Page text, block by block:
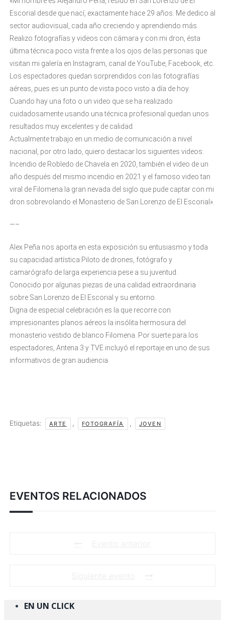
Escorial desde que nací, exactamente hace 29 años. Me dedico al
sector audiovisual, cada año creciendo y aprendiendo más.
Realizo fotografías y videos con cámara y con mi dron, ésta
última técnica poco vista frente a los ojos de las personas que
visitan mi galería en Instagram, canal de YouTube, Facebook, etc.
Los espectadores quedan sorprendidos con las fotografías
aéreas, pues es un punto de vista poco visto a día de hoy.
Cuando hay una foto o un video que se ha realizado
cuidadosamente usando una técnica profesional quedan unos
resultados muy excelentes y de calidad.
Actualmente trabajo en un medio de comunicación a nivel
nacional, por otro lado, quiero destacar los siguientes videos:
Incendio de Robledo de Chavela en 2020, también el video de un
año después del mismo incendio en 2021 y el famoso video tan
viral de Filomena la gran nevada del siglo que pude captar con mi
dron sobrevolando el Monasterio de San Lorenzo de El Escorial».
—–
Alex Peña nos aporta en esta exposición su entusiasmo y toda
su capacidad artística.Piloto de drones, fotógrafo y
camarógrafo de larga experiencia pese a su juventud.
Conocido por algunas piezas de una calidad extraordinaria
sobre San Lorenzo de El Escorial y su entorno.
Digna de especial celebración es la que recorre con
impresionantes planos aéreos la insólita hermosura del
monasterio vestido de blanco Filomena. Por suerte para los
espectadores, Antena 3 y TVE incluyó el reportaje en uno de sus
informativos de gran audiencia.
Etiquetas: ARTE , FOTOGRAFÍA , JOVEN
EVENTOS RELACIONADOS
EN UN CLICK